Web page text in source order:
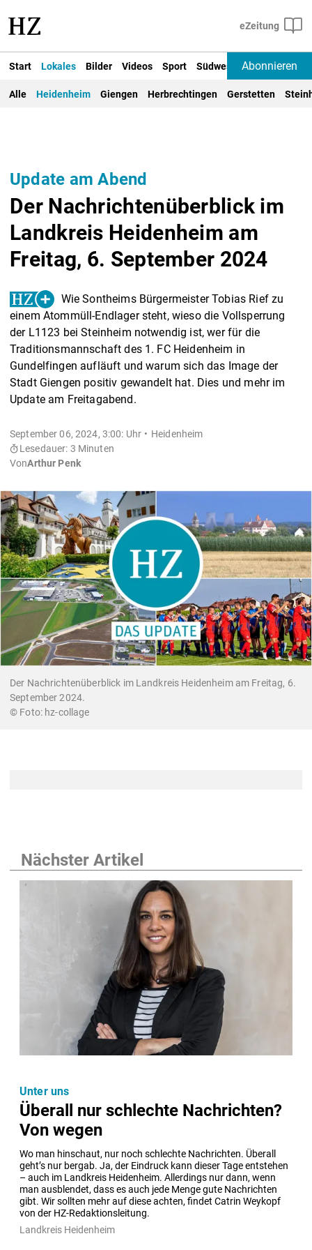
Start Lokales Bilder Videos Sport Südwest Deutschland
Abonnieren
Alle Heidenheim Giengen Herbrechtingen Gerstetten
Update am Abend
Der Nachrichtenüberblick im
Landkreis Heidenheim am
Freitag, 6. September 2024
Wie Sontheims Bürgermeister Tobias Rief zu
einem Atommüll-Endlager steht, wieso die Vollsperrung
der L1123 bei Steinheim notwendig ist, wer für die
Traditionsmannschaft des 1. FC Heidenheim in
Gundelfingen aufläuft und warum sich das Image der
Stadt Giengen positiv gewandelt hat. Dies und mehr im
Update am Freitagabend.
September 06, 2024, 3:00: Uhr
Heidenheim
Lesedauer: 3 Minuten
VonArthur Penk
Der Nachrichtenüberblick im Landkreis Heidenheim am Freitag, 6.
September 2024.
hz-collage
Nächster Artikel
Überall nur schlechte Nachrichten?
Von wegen
Wo man hinschaut, nur noch schlechte Nachrichten. Überall
geht’s nur bergab. Ja, der Eindruck kann dieser Tage entstehen
– auch im Landkreis Heidenheim. Allerdings nur dann, wenn
man ausblendet, dass es auch jede Menge gute Nachrichten
gibt. Wir sollten mehr auf diese achten, findet Catrin Weykopf
Unter uns
Landkreis Heidenheim